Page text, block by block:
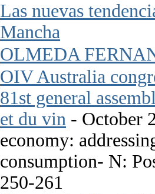
Las nuevas
Mancha
OLMEDA
OIV Australia
81st general
et du vin - October
economy:
consumption- N:
250-261